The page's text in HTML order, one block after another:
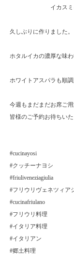
イカスミを練り
久しぶりに作りました。
ホタルイカの濃厚な味
ホワイトアスパラも順調
今週もまだまだお席ご用
皆様のご予約お待ちいた
#cucinayosi
#クッチーナヨシ
#friuliveneziagiulia
#フリウリヴェネツィア
#cucinafriulano
#フリウリ料理
#イタリア料理
#イタリアン
#郷土料理